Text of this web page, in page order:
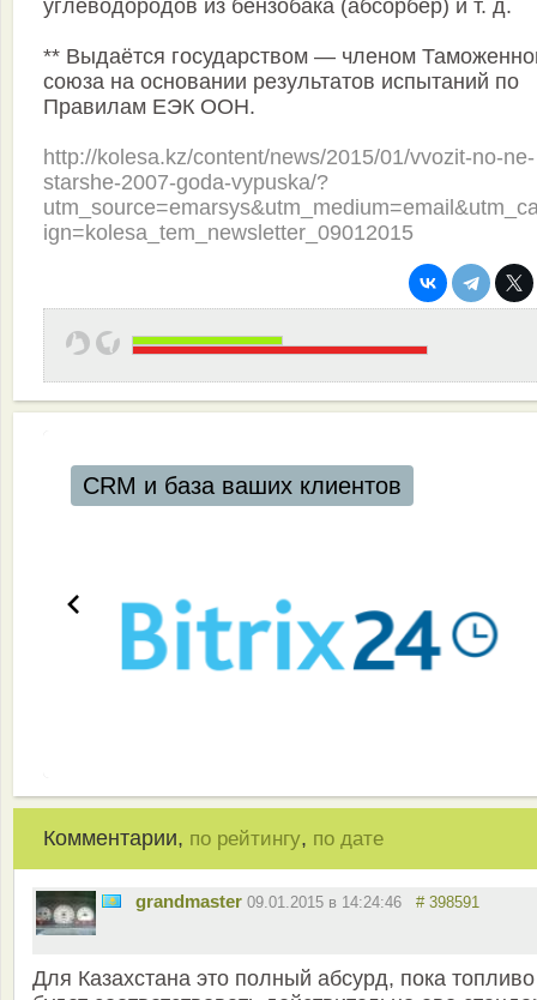
углеводородов из бензобака (абсорбер) и т. д.
** Выдаётся государством — членом
союза на основании результатов испытаний по
Правилам ЕЭК ООН.
http://kolesa.kz/content/news/2015/01/vvozit-no-ne-
starshe-2007-goda-vypuska/?
ign=kolesa_tem_newsletter_09012015
CRM и база ваших клиентов
Комментарии, по рейтингу, по дате
grandmaster 09.01.2015 в 14:24:46 # 398591
Для Казахстана это полный абсурд, пока